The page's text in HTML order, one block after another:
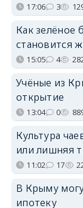
17:06 3
Как зелёное
становится
15:05 4
Учёные из
открытие
13:04 0
Культура
или лишняя
11:02 17
В Крыму
ипотеку